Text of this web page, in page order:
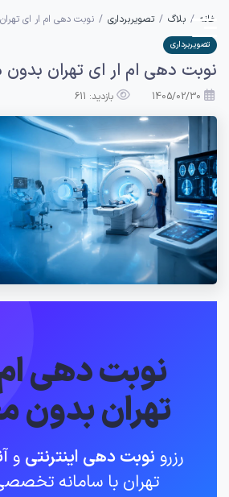
خانه بلاگ تصویربرداری نوبت دهی ام ار ای
تصویربرداری
نوبت دهی ام ار ای تهران
بازدید: 611
نوبت دهی
تهران بدون
رزرو نوبت دهی اینترنتی و
تهران با سامانه تخصصی